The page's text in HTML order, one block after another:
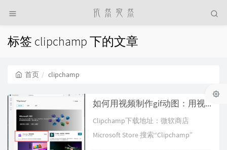
标签 clipchamp 下的文章
首页 clipchamp
如何用视频制作gif动图：用视频编辑软件Clipchamp转换视频为GIF动图
Clipchamp下载地址：微软商店
Microsoft Store 搜索“Clipchamp”